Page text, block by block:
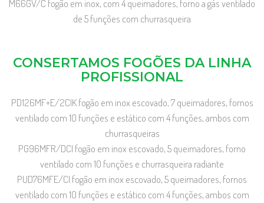
M66GV/C fogão em inox, com 4 queimadores, forno a gás ventilado
de 5 funções com churrasqueira
CONSERTAMOS FOGÕES DA LINHA
PROFISSIONAL
PD126MF+E/2CIK fogão em inox escovado, 7 queimadores, fornos
ventilado com 10 funções e estático com 4 funções, ambos com
churrasqueiras
PG96MFR/DCI fogão em inox escovado, 5 queimadores, forno
ventilado com 10 funções e churrasqueira radiante
PUD76MFE/CI fogão em inox escovado, 5 queimadores, fornos
ventilado com 10 funções e estático com 4 funções, ambos com